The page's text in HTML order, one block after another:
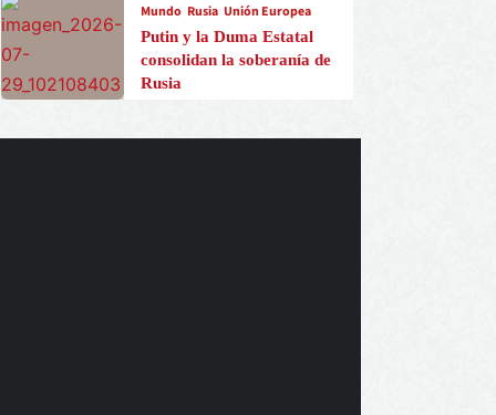
Mundo Rusia Unión Europea
Putin y la Duma Estatal
consolidan la soberanía de
Rusia